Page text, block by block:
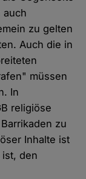
auch
zu gelten
Auch die in
müssen
In
religiöse
zu
Inhalte ist
den